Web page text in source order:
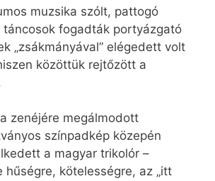
muzsika szólt, pattogó
táncosok fogadták portyázgató
„zsákmányával” elégedett volt
közöttük rejtőzött a
zenéjére megálmodott
színpadkép közepén
a magyar trikolór –
hűségre, kötelességre, az „itt